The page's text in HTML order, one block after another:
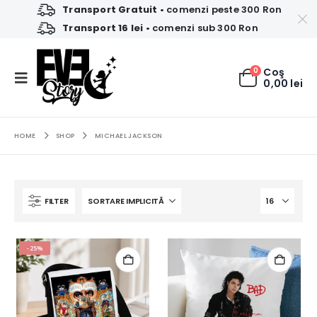
Transport Gratuit • comenzi peste 300 Ron
Transport 16 lei • comenzi sub 300 Ron
0 Coş
0,00 lei
HOME SHOP MICHAEL JACKSON
FILTER
-25%